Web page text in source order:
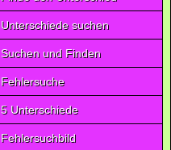
Unterschiede suchen
Suchen und Finden
Fehlersuche
5 Unterschiede
Fehlersuchbild